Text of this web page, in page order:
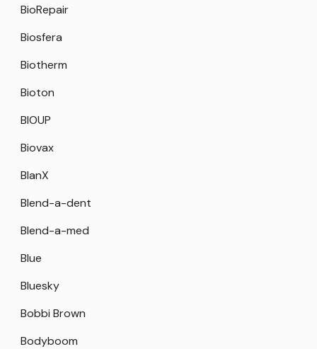
BioRepair
Biosfera
Biotherm
Bioton
BIOUP
Biovax
BlanX
Blend-a-dent
Blend-a-med
Blue
Bluesky
Bobbi Brown
Bodyboom